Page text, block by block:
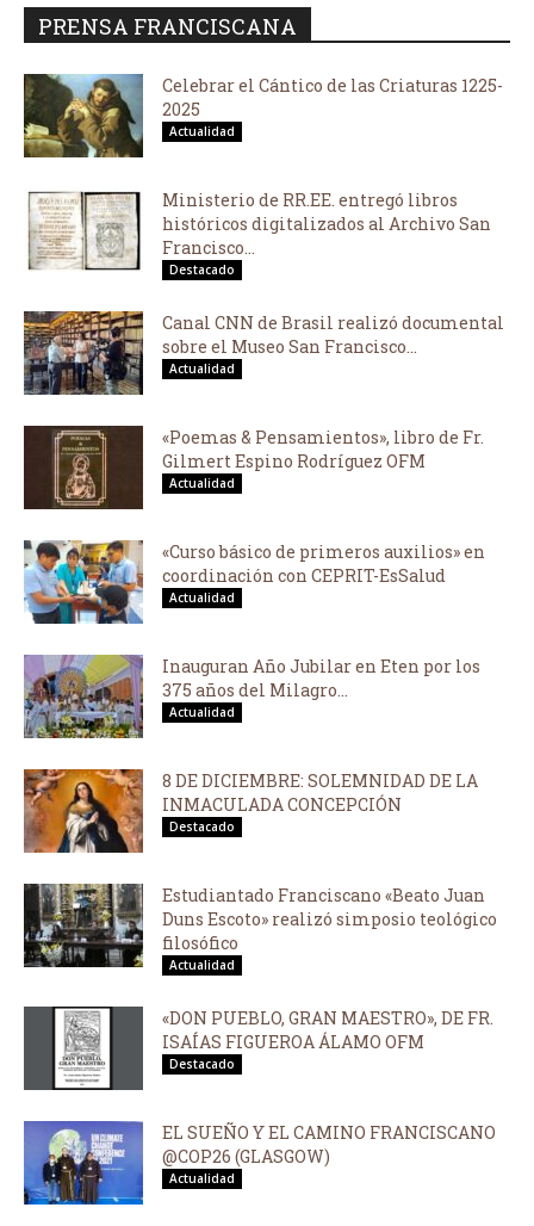
PRENSA FRANCISCANA
Celebrar el Cántico de las Criaturas 1225-
2025
Actualidad
Ministerio de RR.EE. entregó libros
históricos digitalizados al Archivo San
Francisco...
Destacado
Canal CNN de Brasil realizó documental
sobre el Museo San Francisco...
Actualidad
«Poemas & Pensamientos», libro de Fr.
Gilmert Espino Rodríguez OFM
Actualidad
«Curso básico de primeros auxilios» en
coordinación con CEPRIT-EsSalud
Actualidad
Inauguran Año Jubilar en Eten por los
375 años del Milagro...
Actualidad
8 DE DICIEMBRE: SOLEMNIDAD DE LA
INMACULADA CONCEPCIÓN
Destacado
Estudiantado Franciscano «Beato Juan
Duns Escoto» realizó simposio teológico
filosófico
Actualidad
«DON PUEBLO, GRAN MAESTRO», DE FR.
ISAÍAS FIGUEROA ÁLAMO OFM
Destacado
EL SUEÑO Y EL CAMINO FRANCISCANO
@COP26 (GLASGOW)
Actualidad